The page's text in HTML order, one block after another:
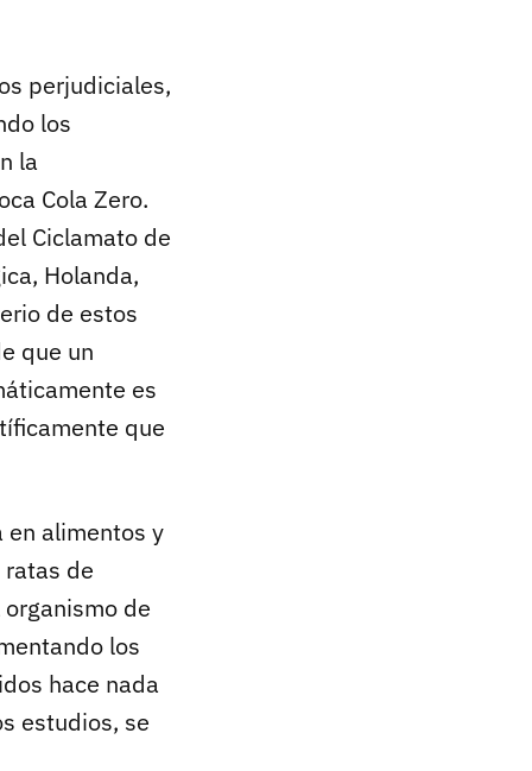
perjudiciales,
los
la
Cola Zero.
Ciclamato de
Holanda,
de estos
que un
es
que
en alimentos y
de
de
los
hace nada
estudios, se